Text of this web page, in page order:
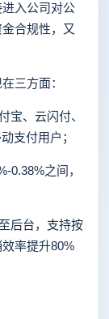
入公司对公
合规性，又
三方面：
、云闪付、
支付用户；
之间，
后台，支持按
率提升80%